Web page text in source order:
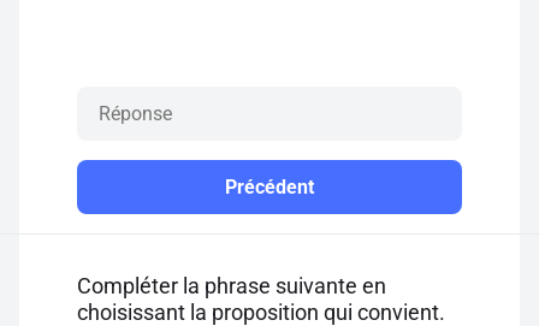
Précédent
Compléter la phrase suivante en
choisissant la proposition qui convient.